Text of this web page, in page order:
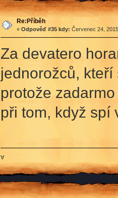
Re:Příběh
« Odpověď #35 kdy: Červenec 24,
Za devatero
jednorožců,
protože
při tom, když spí
∀